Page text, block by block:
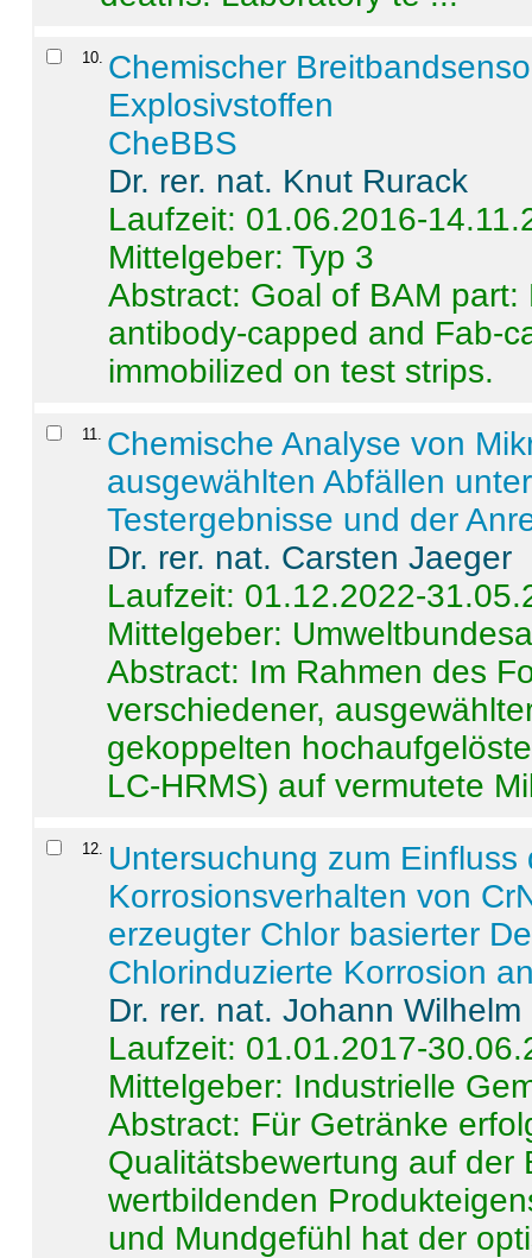
10 Chemischer
Explosivstoffen
CheBBS
Dr. rer. nat. Knut Rurack
Laufzeit: 01.06.2016-
Mittelgeber: Typ 3
Abstract: Goal of BAM
antibody-capped and Fab-
immobilized on test strips.
11
Chemische Analyse von
ausgewählten Abfällen
Testergebnisse und der
Dr. rer. nat. Carsten Jaeger
Laufzeit: 01.12.2022-
Mittelgeber:
Abstract: Im Rahmen des
verschiedener,
gekoppelten
LC-HRMS) auf vermutete
12
Untersuchung zum
Korrosionsverhalten von
erzeugter Chlor basierter
Chlorinduzierte Korrosion
Dr. rer. nat. Johann
Laufzeit: 01.01.2017-
Mittelgeber: Industrielle
Abstract: Für Getränke
Qualitätsbewertung auf der
wertbildenden
und Mundgefühl hat der